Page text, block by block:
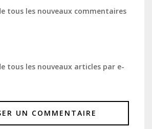
tous les nouveaux commentaires
tous les nouveaux articles par e-